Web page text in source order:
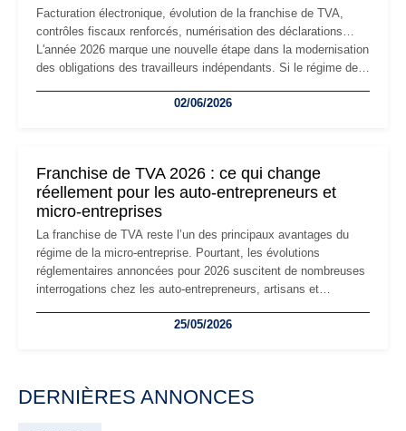
Facturation électronique, évolution de la franchise de TVA,
contrôles fiscaux renforcés, numérisation des déclarations…
L'année 2026 marque une nouvelle étape dans la modernisation
des obligations des travailleurs indépendants. Si le régime de
les auto-entrepreneurs devront s'adapter à un environnement
02/06/2026
Franchise de TVA 2026 : ce qui change
réellement pour les auto-entrepreneurs et
micro-entreprises
La franchise de TVA reste l’un des principaux avantages du
régime de la micro-entreprise. Pourtant, les évolutions
réglementaires annoncées pour 2026 suscitent de nombreuses
interrogations chez les auto-entrepreneurs, artisans et
facturation ou risque de bascule vers la TVA : les règles
25/05/2026
DERNIÈRES ANNONCES